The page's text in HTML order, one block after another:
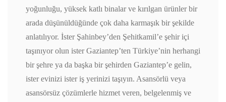
yoğunluğu, yüksek katlı binalar ve kırılgan ürünler bir
arada düşünüldüğünde çok daha karmaşık bir şekilde
anlatılıyor. İster Şahinbey’den Şehitkamil’e şehir içi
taşınıyor olun ister Gaziantep’ten Türkiye’nin herhangi
bir şehre ya da başka bir şehirden Gaziantep’e gelin,
ister evinizi ister iş yerinizi taşıyın. Asansörlü veya
asansörsüz çözümlerle hizmet veren, belgelenmiş ve